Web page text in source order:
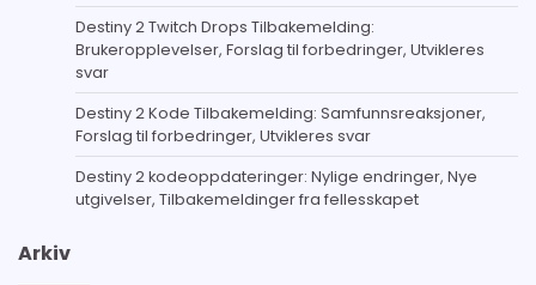
Destiny 2 Twitch Drops Tilbakemelding:
Brukeropplevelser, Forslag til forbedringer, Utvikleres
svar
Destiny 2 Kode Tilbakemelding: Samfunnsreaksjoner,
Forslag til forbedringer, Utvikleres svar
Destiny 2 kodeoppdateringer: Nylige endringer, Nye
utgivelser, Tilbakemeldinger fra fellesskapet
Arkiv